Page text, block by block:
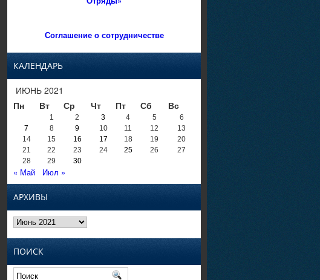
Соглашение о сотрудничестве
КАЛЕНДАРЬ
ИЮНЬ 2021
Пн
Вт Ср Чт Пт Сб Вс
1 2 3 4 5
6
7
8 9 10 11 12
13
14
15 16 17 18 19
20
21
22 23 24 25 26
27
28
29 30
« Май Июл »
АРХИВЫ
Архивы
ПОИСК